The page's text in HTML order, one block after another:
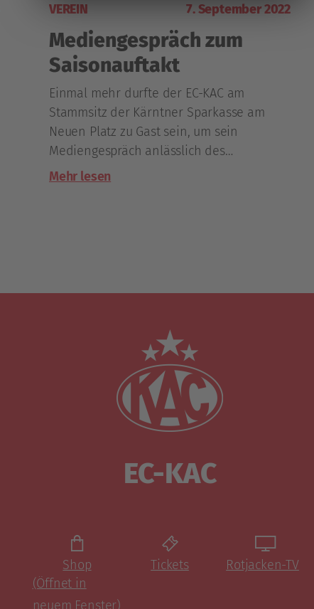
VEREIN 7. September 2022
Mediengespräch zum
Saisonauftakt
Einmal mehr durfte der EC-KAC am
Stammsitz der Kärntner Sparkasse am
Neuen Platz zu Gast sein, um sein
Mediengespräch anlässlich des
bevorstehenden Saisonstarts abzuhalten.
Mehr lesen
EC-KAC
Shop
(Öffnet in
neuem Fenster)
Tickets Rotjacken-TV